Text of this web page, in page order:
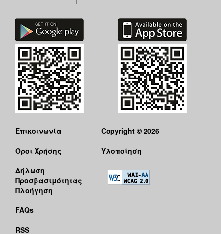
Επικοινωνία
Όροι Χρήσης
Δήλωση
Προσβασιμότητας
Πλοήγηση
FAQs
RSS
Copyright © 2026
Υλοποίηση